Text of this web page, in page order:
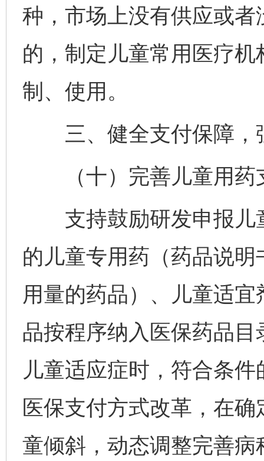
种，市场上没有供应或
的，制定儿童常用医疗
制、使用。
三、健全支付保障，
（十）完善儿童用药
支持鼓励研发申报儿
的儿童专用药（药品说
用量的药品）、儿童适
品按程序纳入医保药品
儿童适应症时，符合条
医保支付方式改革，在
童倾斜，动态调整完善